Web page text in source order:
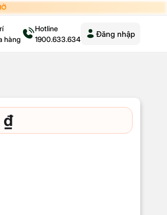
hàng
Hotline
1900.633.634
Đăng nhập
₫